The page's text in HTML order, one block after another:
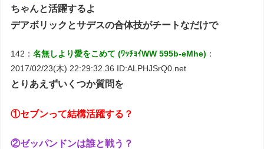
ちゃんと活躍するよ
デアボリックとサデスの合体技がチートなだけで
142：名無しより愛をこめて (ﾜｯﾁｮｲWW 595b-eMhe) ：
2017/02/23(木) 22:29:32.36 ID:ALPHJSrQ0.net
とりあえずいくつか質問を
①セブンって結構活躍する？
②ゼッパンドンは誰と戦う？